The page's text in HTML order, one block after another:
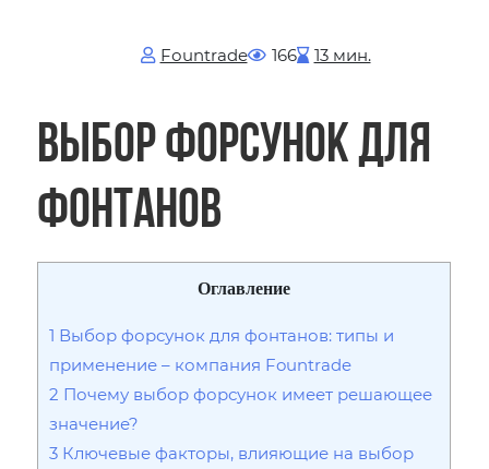
Fоuntrade 166 13 мин.
Выбор форсунок для
фонтанов
Оглавление
1 Выбор форсунок для фонтанов: типы и
применение – компания Fountrade
2 Почему выбор форсунок имеет решающее
значение?
3 Ключевые факторы, влияющие на выбор